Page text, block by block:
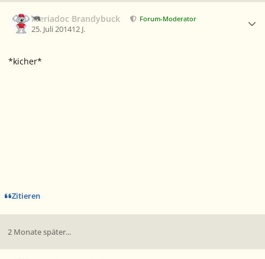
Meriadoc Brandybuck Forum-Moderator
25. Juli 201412 J.
*kicher*
Zitieren
2 Monate später...